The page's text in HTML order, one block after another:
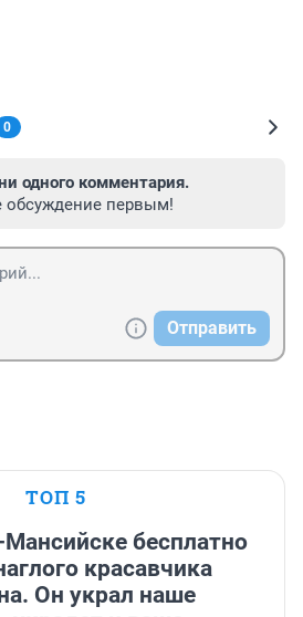
0
одного комментария.
обсуждение первым!
Отправить
ТОП 5
бесплатно
красавчика
Он украл наше